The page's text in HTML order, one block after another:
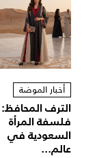
أخبار الموضة
الترف المحافظ:
فلسفة المرأة
السعودية في
عالم...